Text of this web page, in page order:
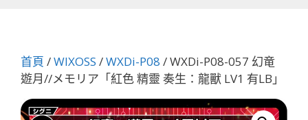
首頁 /WIXOSS /WXDi-P08 / WXDi-P08-057 幻竜
遊月//メモリア「紅色 精靈 奏生：龍獸 LV1 有LB」